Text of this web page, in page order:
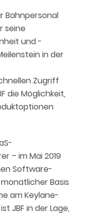
Bahnpersonal
seine
und -
in der
Zugriff
die Möglichkeit,
– im Mai 2019
Software-
Basis
am Keylane-
JBF in der Lage,